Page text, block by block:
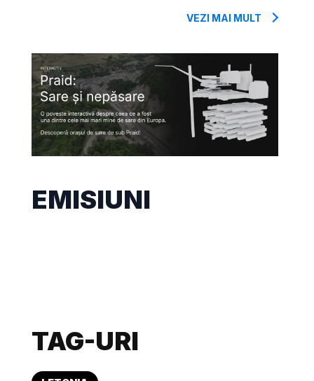
VEZI MAI MULT
EMISIUNI
TAG-URI